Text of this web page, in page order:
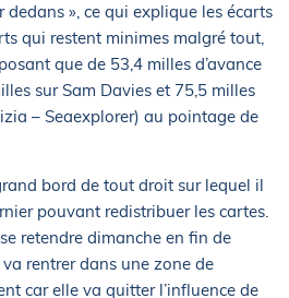
», ce qui explique les écarts
qui restent minimes malgré tout,
que de 53,4 milles d’avance
sur Sam Davies et 75,5 milles
– Seaexplorer) au pointage de
bord de tout droit sur lequel il
pouvant redistribuer les cartes.
se retendre dimanche en fin de
rentrer dans une zone de
car elle va quitter l’influence de